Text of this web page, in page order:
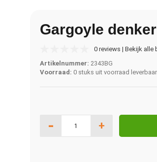
Gargoyle
0 reviews | Bekijk alle
Artikelnummer: 2343BG
Voorraad: 0 stuks uit voorraad leverbaar
- +